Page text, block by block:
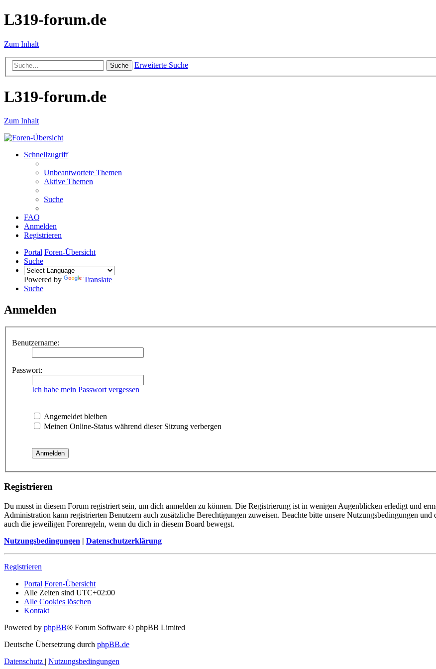
L319-forum.de
Zum Inhalt
Suche Erweiterte Suche
L319-forum.de
Zum Inhalt
Schnellzugriff
Unbeantwortete Themen
Aktive Themen
Suche
FAQ
Anmelden
Registrieren
Portal Foren-Übersicht
Suche
Powered by
Translate
Suche
Anmelden
Benutzername:
Passwort:
Ich habe mein Passwort vergessen
Angemeldet bleiben
Meinen Online-Status während dieser Sitzung verbergen
Registrieren
Du musst in diesem Forum registriert sein, um dich anmelden zu können. Die Registrierung ist in wenigen Augenblicken erledigt und
Administration kann registrierten Benutzern auch zusätzliche Berechtigungen zuweisen. Beachte bitte unsere Nutzungsbedingungen
auch die jeweiligen Forenregeln, wenn du dich in diesem Board bewegst.
Nutzungsbedingungen | Datenschutzerklärung
Registrieren
Portal Foren-Übersicht
Alle Zeiten sind UTC+02:00
Alle Cookies löschen
Kontakt
Powered by phpBB® Forum Software © phpBB Limited
Deutsche Übersetzung durch phpBB.de
Datenschutz | Nutzungsbedingungen